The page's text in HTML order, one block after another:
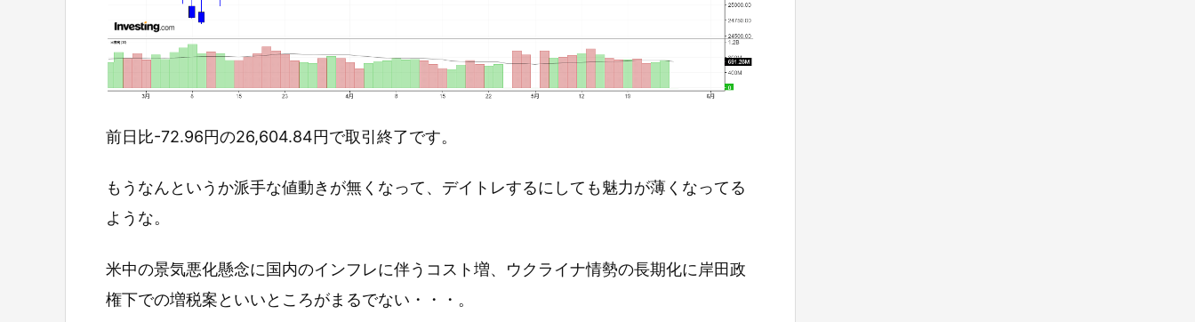
前日比-72.96円の26,604.84円で取引終了です。
もうなんというか派手な値動きが無くなって、デイトレするにしても魅力が薄くなってる
ような。
米中の景気悪化懸念に国内のインフレに伴うコスト増、ウクライナ情勢の長期化に岸田政
権下での増税案といいところがまるでない・・・。